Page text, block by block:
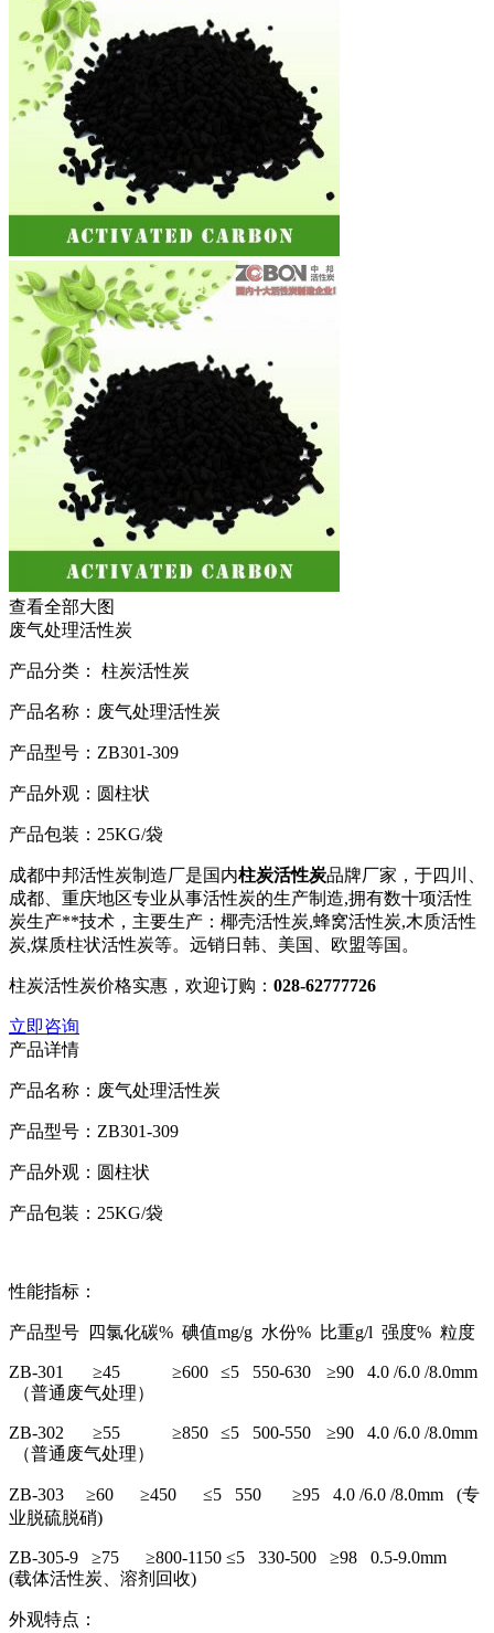
查看全部大图
废气处理活性炭
产品分类： 柱炭活性炭
产品名称：废气处理活性炭
产品型号：ZB301-309
产品外观：圆柱状
产品包装：25KG/袋
成都中邦活性炭制造厂是国内柱炭活性炭品牌厂家，于四川、
成都、重庆地区专业从事活性炭的生产制造,拥有数十项活性
炭生产**技术，主要生产：椰壳活性炭,蜂窝活性炭,木质活性
炭,煤质柱状活性炭等。远销日韩、美国、欧盟等国。
柱炭活性炭价格实惠，欢迎订购： 028-62777726
立即咨询
产品详情
产品名称：废气处理活性炭
产品型号：ZB301-309
产品外观：圆柱状
产品包装：25KG/袋
性能指标：
产品型号 四氯化碳% 碘值mg/g 水份% 比重g/l 强度% 粒度
ZB-301 ≥45 ≥600 ≤5 550-630
≥90 4.0 /6.0 /8.0mm
（普通废气处理）
ZB-302 ≥55 ≥850 ≤5 500-550
≥90 4.0 /6.0 /8.0mm
（普通废气处理）
ZB-303 ≥60 ≥450 ≤5 550 ≥95 4.0 /6.0 /8.0mm (专
业脱硫脱硝)
ZB-305-9 ≥75 ≥800-1150 ≤5 330-500 ≥98 0.5-9.0mm
(载体活性炭、溶剂回收)
外观特点：